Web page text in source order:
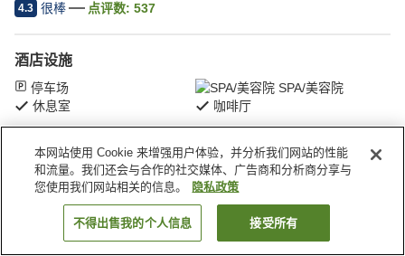
4.3 很棒 点评数: 537
酒店设施
停车场
SPA/美容院
休息室
咖啡厅
首页 日本 岐阜县 岐阜 长良川温泉 公园酒店
搜索客房
本网站使用 Cookie 来增强用户体验，并分析我们网站的性能
和流量。我们还会与合作的社交媒体、广告商和分析商分享与
您使用我们网站相关的信息。
隐私政策
不得出售我的个人信息 接受所有